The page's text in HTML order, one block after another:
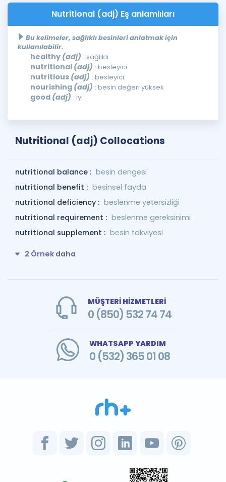
Nutritional (adj) Eş anlamlıları
Bu kelimeler, sağlıklı besinleri anlatmak için
kullanılabilir.
healthy (adj) : sağlıklı
nutritional (adj) : besleyici
nutritious (adj) : besleyici
nourishing (adj) : besin değeri yüksek
good (adj) : iyi
Nutritional (adj) Collocations
nutritional balance : besin dengesi
nutritional benefit : besinsel fayda
nutritional deficiency : beslenme yetersizliği
nutritional requirement : beslenme gereksinimi
nutritional supplement : besin takviyesi
2 Örnek daha
MÜŞTERİ HİZMETLERİ
0 (850) 532 74 74
WHATSAPP YARDIM
0 (532) 365 01 08